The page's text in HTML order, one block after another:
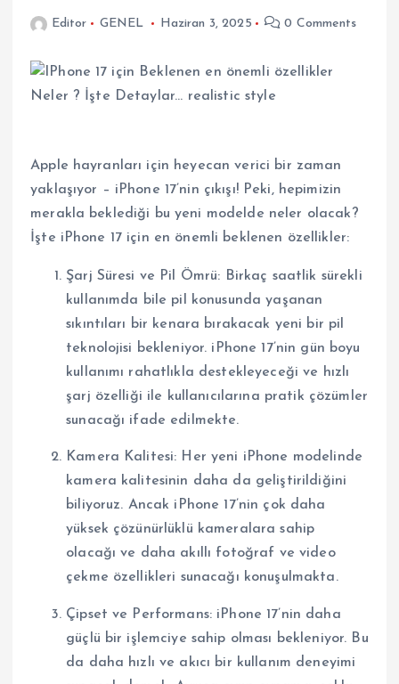
Editor GENEL Haziran 3, 2025 0 Comments
Apple hayranları için heyecan verici bir zaman
yaklaşıyor – iPhone 17’nin çıkışı! Peki, hepimizin
merakla beklediği bu yeni modelde neler olacak?
İşte iPhone 17 için en önemli beklenen özellikler:
Şarj Süresi ve Pil Ömrü: Birkaç saatlik sürekli
kullanımda bile pil konusunda yaşanan
sıkıntıları bir kenara bırakacak yeni bir pil
teknolojisi bekleniyor. iPhone 17’nin gün boyu
kullanımı rahatlıkla destekleyeceği ve hızlı
şarj özelliği ile kullanıcılarına pratik çözümler
sunacağı ifade edilmekte.
Kamera Kalitesi: Her yeni iPhone modelinde
kamera kalitesinin daha da geliştirildiğini
biliyoruz. Ancak iPhone 17’nin çok daha
yüksek çözünürlüklü kameralara sahip
olacağı ve daha akıllı fotoğraf ve video
çekme özellikleri sunacağı konuşulmakta.
Çipset ve Performans: iPhone 17’nin daha
güçlü bir işlemciye sahip olması bekleniyor. Bu
da daha hızlı ve akıcı bir kullanım deneyimi